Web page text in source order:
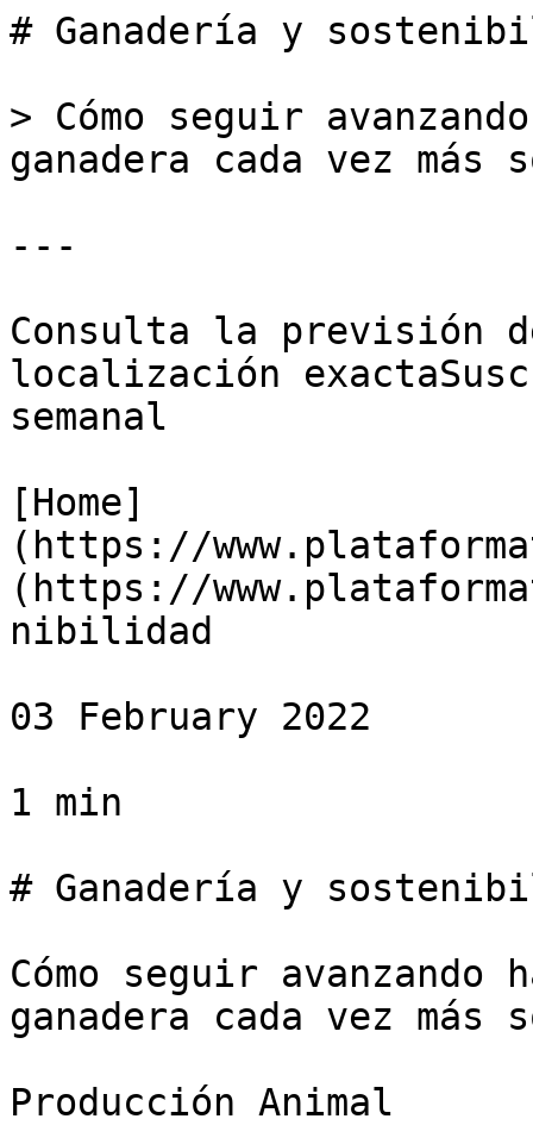
# Ganadería y
> Cómo seguir
ganadera cada vez más
---
Consulta la previsión
localización
semanal
[Home]
(https://
(https://
nibilidad
03 February 2022
1 min
# Ganadería y
Cómo seguir avanzando
ganadera cada vez más
Producción Animal